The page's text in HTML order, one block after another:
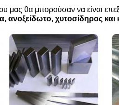
μας θα μπορούσαν να είναι
ανοξείδωτο, χυτοσίδηρος και